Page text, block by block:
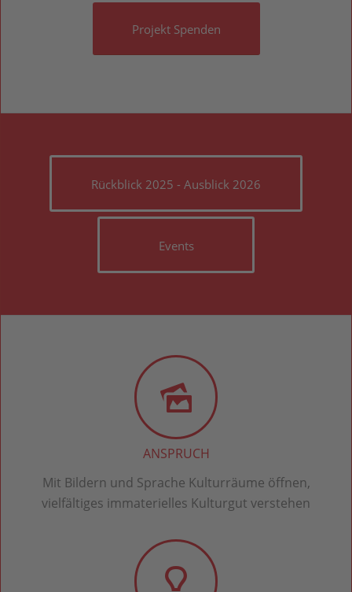
Projekt Spenden
Rückblick 2025 - Ausblick 2026
Events
ANSPRUCH
Mit Bildern und Sprache Kulturräume öffnen,
vielfältiges immaterielles Kulturgut verstehen